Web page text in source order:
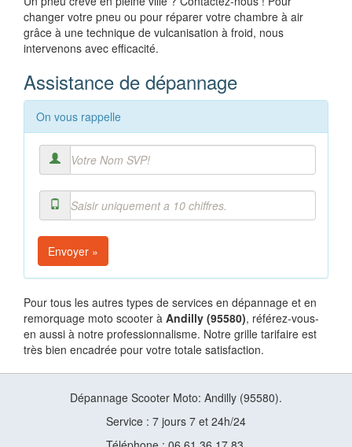
changer votre pneu ou pour réparer votre chambre à air
grâce à une technique de vulcanisation à froid, nous
intervenons avec efficacité.
Assistance de dépannage
On vous rappelle
Envoyer »
Pour tous les autres types de services en dépannage et en
remorquage moto scooter à Andilly (95580), référez-vous-
en aussi à notre professionnalisme. Notre grille tarifaire est
très bien encadrée pour votre totale satisfaction.
Dépannage Scooter Moto: Andilly (95580).
Service : 7 jours 7 et 24h/24